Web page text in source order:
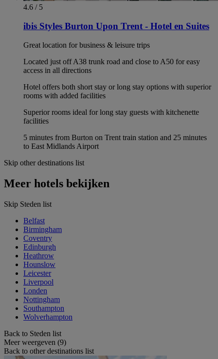
4.6 / 5
ibis Styles Burton Upon Trent - Hotel en Suites
Great location for business & leisure trips
Located just off A38 trunk road and close to A50 for easy
access in all directions
Hotel offers both short stay or long stay options with superior
rooms with added facilities
Superior rooms ideal for long stay guests with kitchenette
facilities
5 minutes from Burton on Trent train station and 25 minutes
to East Midlands Airport
Skip other destinations list
Meer hotels bekijken
Skip Steden list
Belfast
Birmingham
Coventry
Edinburgh
Heathrow
Hounslow
Leicester
Liverpool
Londen
Nottingham
Southampton
Wolverhampton
Back to Steden list
Meer weergeven (9)
Back to other destinations list